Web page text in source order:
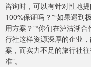
咨询时，可以有针对性地
100%保证吗？”“如果遇到
用方案？”“你们在泸沽湖
行社这样资源深厚的企业
案，而实力不足的旅行社
准”。